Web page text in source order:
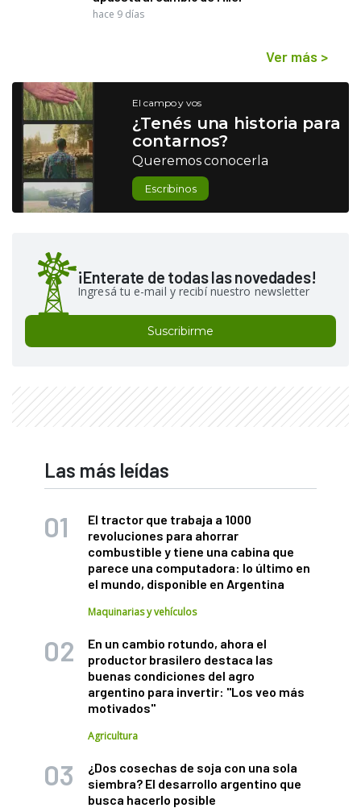
hace 9 días
Ver más >
El campo y vos
¿Tenés una historia para
contarnos?
Queremos conocerla
Escribinos
¡Enterate de todas las novedades!
Ingresá tu e-mail y recibí nuestro newsletter
Suscribirme
Las más leídas
El tractor que trabaja a 1000
revoluciones para ahorrar
combustible y tiene una cabina que
parece una computadora: lo último en
el mundo, disponible en Argentina
Maquinarias y vehículos
En un cambio rotundo, ahora el
productor brasilero destaca las
buenas condiciones del agro
argentino para invertir: "Los veo más
motivados"
Agricultura
¿Dos cosechas de soja con una sola
siembra? El desarrollo argentino que
busca hacerlo posible